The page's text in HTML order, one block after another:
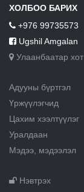
ХОЛБОО БАРИХ
+976 99735573
Ugshil Amgalan
Улаанбаатар хот
Адууны бүртгэл
Үржүүлэгчид
Цахим хээлтүүлэг
Уралдаан
Мэдээ, мэдээлэл
Нэвтрэх